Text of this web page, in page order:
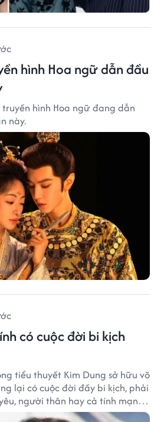
hình Hoa ngữ dẫn đầu
hình Hoa ngữ đang dẫn
này.
có cuộc đời bi kịch
tiểu thuyết Kim Dung sở hữu võ
lại có cuộc đời đầy bi kịch, phải
người thân hay cả tính mạng,
tiếc nuối.